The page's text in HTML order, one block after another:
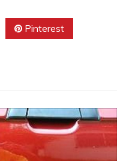
Pinterest